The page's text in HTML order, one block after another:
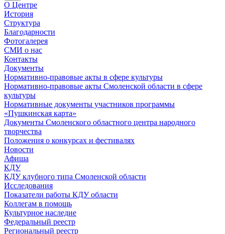
О Центре
История
Структура
Благодарности
Фотогалерея
СМИ о нас
Контакты
Документы
Нормативно-правовые акты в сфере культуры
Нормативно-правовые акты Смоленской области в сфере
культуры
Нормативные документы участников программы
«Пушкинская карта»
Документы Смоленского областного центра народного
творчества
Положения о конкурсах и фестивалях
Новости
Афиша
КДУ
КДУ клубного типа Смоленской области
Исследования
Показатели работы КДУ области
Коллегам в помощь
Культурное наследие
Федеральный реестр
Региональный реестр